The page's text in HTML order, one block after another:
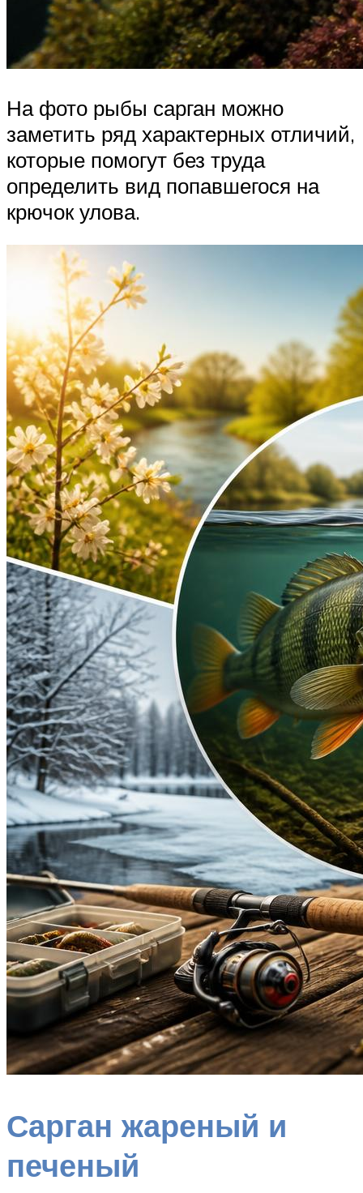
На фото рыбы сарган можно
заметить ряд характерных отличий,
которые помогут без труда
определить вид попавшегося на
крючок улова.
Сарган жареный и
печеный